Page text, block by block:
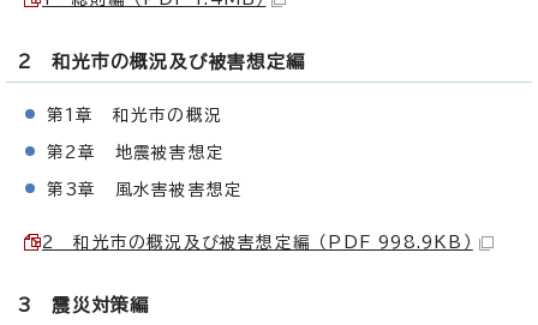
2 和光市の概況及び被害想定編
第1章 和光市の概況
第2章 地震被害想定
第3章 風水害被害想定
2 和光市の概況及び被害想定編 （PDF 998.9KB）
3 震災対策編